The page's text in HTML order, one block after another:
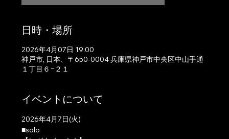
日時・場所
2026年4月07日 19:00
神戸市, 日本、〒650-0004 兵庫県神戸市中央区中山手通
１丁目６−２１
イベントについて
2026年4月7日(火)
■solo